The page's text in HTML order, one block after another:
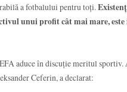
a fotbalului pentru toți.
unui profit cât mai mare,
aduce în discuție meritul sportiv.
Ceferin, a declarat: